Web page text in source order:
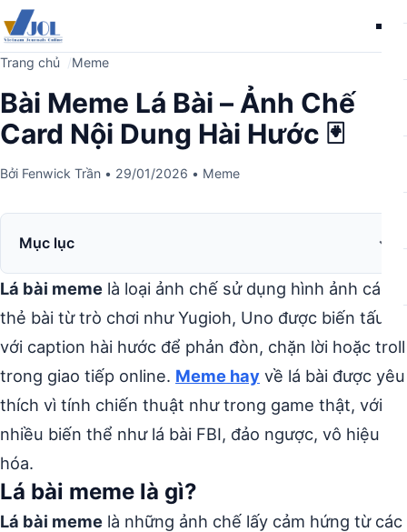
Trang chủ Meme
Bài Meme Lá Bài – Ảnh Chế
Card Nội Dung Hài Hước 🃏
Bởi Fenwick Trần • 29/01/2026 • Meme
Mục lục
Lá bài meme là loại ảnh chế sử dụng hình ảnh các
thẻ bài từ trò chơi như Yugioh, Uno được biến tấu
với caption hài hước để phản đòn, chặn lời hoặc troll
trong giao tiếp online. Meme hay về lá bài được yêu
thích vì tính chiến thuật như trong game thật, với
nhiều biến thể như lá bài FBI, đảo ngược, vô hiệu
hóa.
Lá bài meme là gì?
Lá bài meme là những ảnh chế lấy cảm hứng từ các